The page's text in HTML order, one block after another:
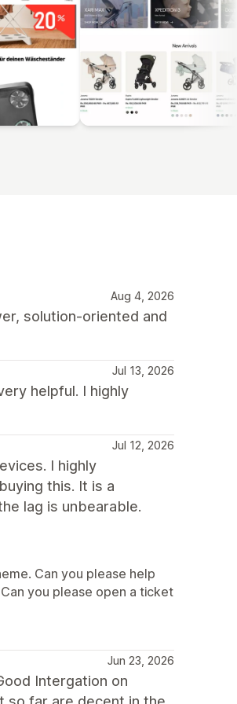
Aug 4, 2026
solution-oriented and
Jul 13, 2026
helpful. I highly
Jul 12, 2026
I highly
this. It is a
lag is unbearable.
Can you please help
you please open a ticket
Jun 23, 2026
Intergation on